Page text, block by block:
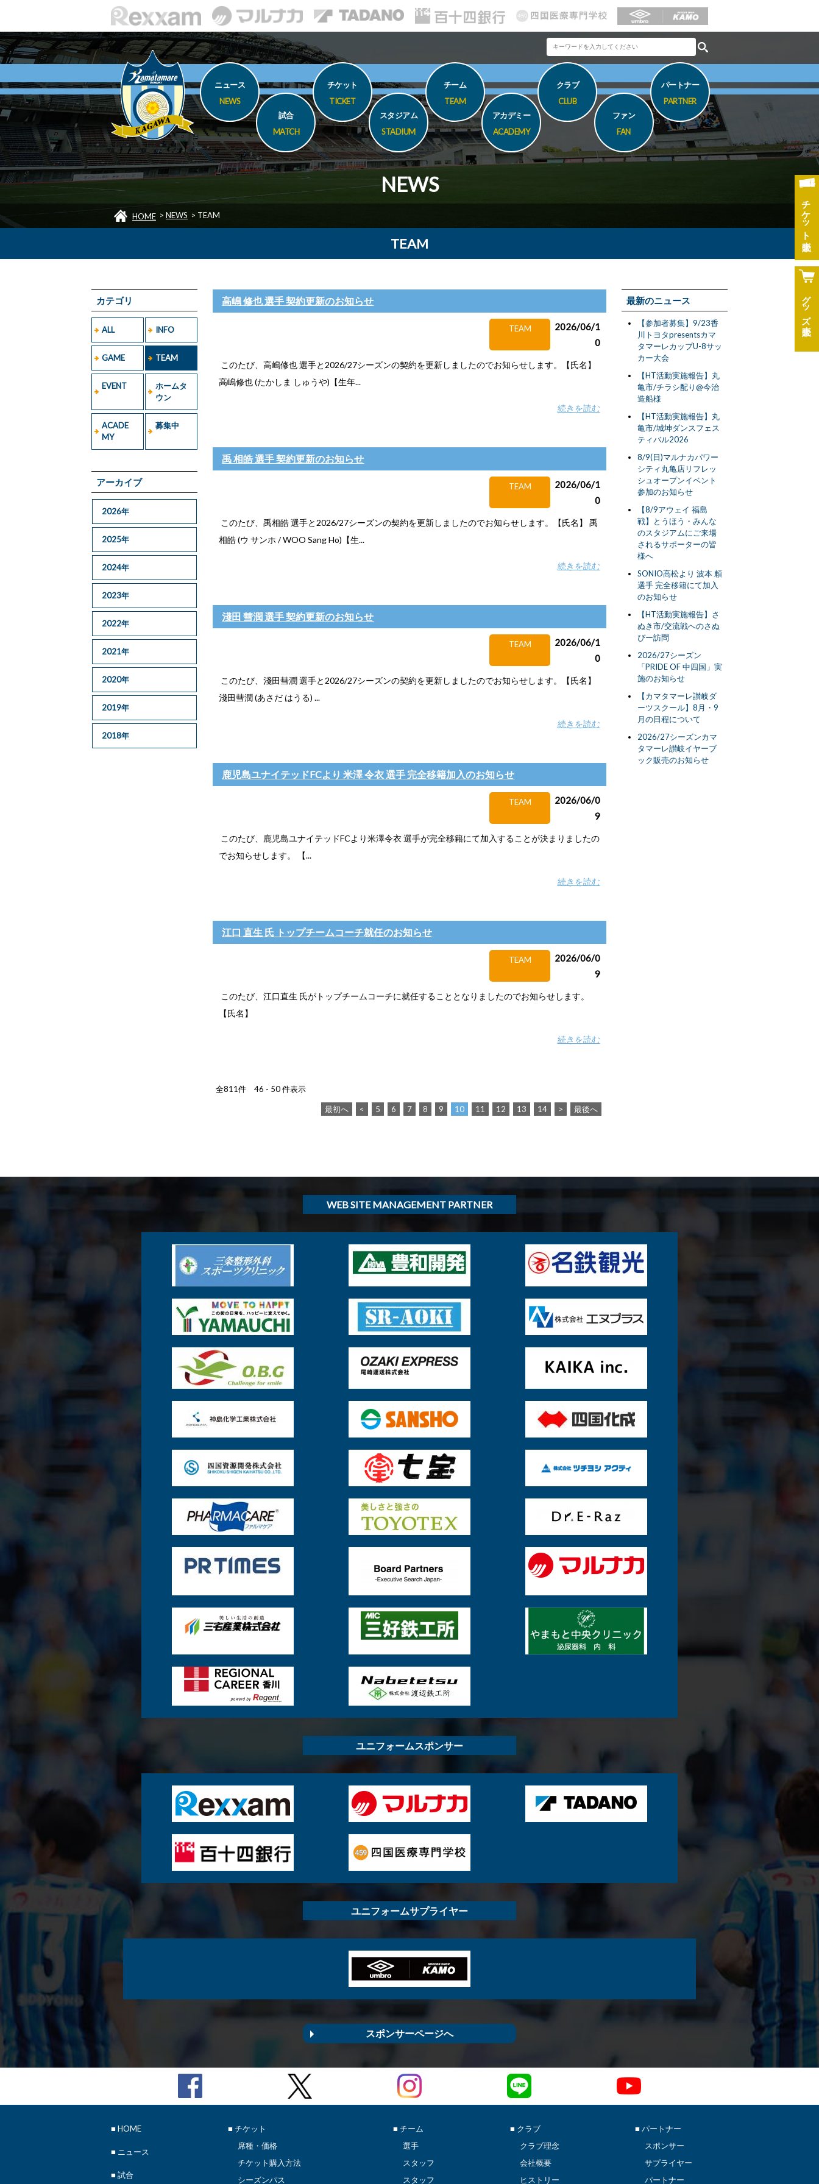
チケット
グッズ
ニュース
NEWS
試合
MATCH
チケット
TICKET
スタジアム
STADIUM
チーム
TEAM
アカデミー
ACADEMY
クラブ
CLUB
ファン
FAN
パートナー
PARTNER
NEWS
HOME > NEWS > TEAM
TEAM
カテゴリ
ALL INFO
GAME TEAM
EVENT
ホームタ
ウン
ACADE
MY
募集中
アーカイブ
2026年
2025年
2024年
2023年
2022年
2021年
2020年
2019年
2018年
高嶋 修也 選手 契約更新のお知らせ
TEAM
2026/06/1
0
このたび、高嶋修也 選手と2026/27シーズンの契約を更新しましたのでお知らせします。【氏名】
高嶋修也 (たかしま しゅうや)【生年...
続きを読む
禹 相皓 選手 契約更新のお知らせ
TEAM
2026/06/1
0
このたび、禹相皓 選手と2026/27シーズンの契約を更新しましたのでお知らせします。【氏名】 禹
相皓 (ウ サンホ / WOO Sang Ho)【生...
続きを読む
淺田 彗潤 選手 契約更新のお知らせ
TEAM
2026/06/1
0
このたび、淺田彗潤 選手と2026/27シーズンの契約を更新しましたのでお知らせします。【氏名】
淺田彗潤 (あさだ はうる) ...
続きを読む
鹿児島ユナイテッドFCより 米澤 令衣 選手 完全移籍加入のお知らせ
TEAM
2026/06/0
9
このたび、鹿児島ユナイテッドFCより米澤令衣 選手が完全移籍にて加入することが決まりましたの
でお知らせします。 【...
続きを読む
江口 直生 氏 トップチームコーチ就任のお知らせ
TEAM
2026/06/0
9
このたび、江口直生 氏がトップチームコーチに就任することとなりましたのでお知らせします。
【氏名】
続きを読む
全811件 46 - 50 件表示
最初へ < 5 6 7 8 9 10 11 12 13 14 > 最後へ
最新のニュース
【参加者募集】9/23香
川トヨタpresentsカマ
タマーレカップU-8サッ
カー大会
【HT活動実施報告】丸
亀市/チラシ配り@今治
造船様
【HT活動実施報告】丸
亀市/城坤ダンスフェス
ティバル2026
8/9(日)マルナカパワー
シティ丸亀店リフレッ
シュオープンイベント
参加のお知らせ
【8/9アウェイ 福島
戦】とうほう・みんな
のスタジアムにご来場
されるサポーターの皆
様へ
SONIO高松より 波本 頼
選手 完全移籍にて加入
のお知らせ
【HT活動実施報告】さ
ぬき市/交流戦へのさぬ
ぴー訪問
2026/27シーズン
「PRIDE OF 中四国」実
施のお知らせ
【カマタマーレ讃岐ダ
ーツスクール】8月・9
月の日程について
2026/27シーズンカマ
タマーレ讃岐イヤーブ
ック販売のお知らせ
WEB SITE MANAGEMENT PARTNER
ユニフォームスポンサー
ユニフォームサプライヤー
スポンサーページへ
■ HOME
■ ニュース
■ 試合
■ チケット
席種・価格
チケット購入方法
シーズンパス
■ チーム
選手
スタッフ
スタッフ
■ クラブ
クラブ理念
会社概要
ヒストリー
■ パートナー
スポンサー
サプライヤー
パートナー